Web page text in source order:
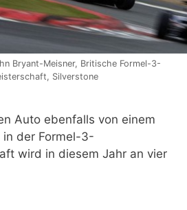
Bryant-Meisner, Britische Formel-3-
Silverstone
Auto ebenfalls von einem
der Formel-3-
wird in diesem Jahr an vier